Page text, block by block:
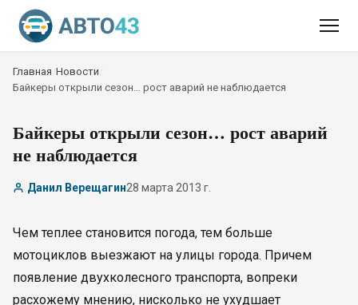
Главная Новости
Байкеры открыли сезон… рост аварий не наблюдается
Байкеры открыли сезон… рост аварий
не наблюдается
Данил Верещагин28 марта 2013 г.
Чем теплее становится погода, тем больше
мотоциклов выезжают на улицы города. Причем
появление двухколесного транспорта, вопреки
расхожему мнению, нисколько не ухудшает